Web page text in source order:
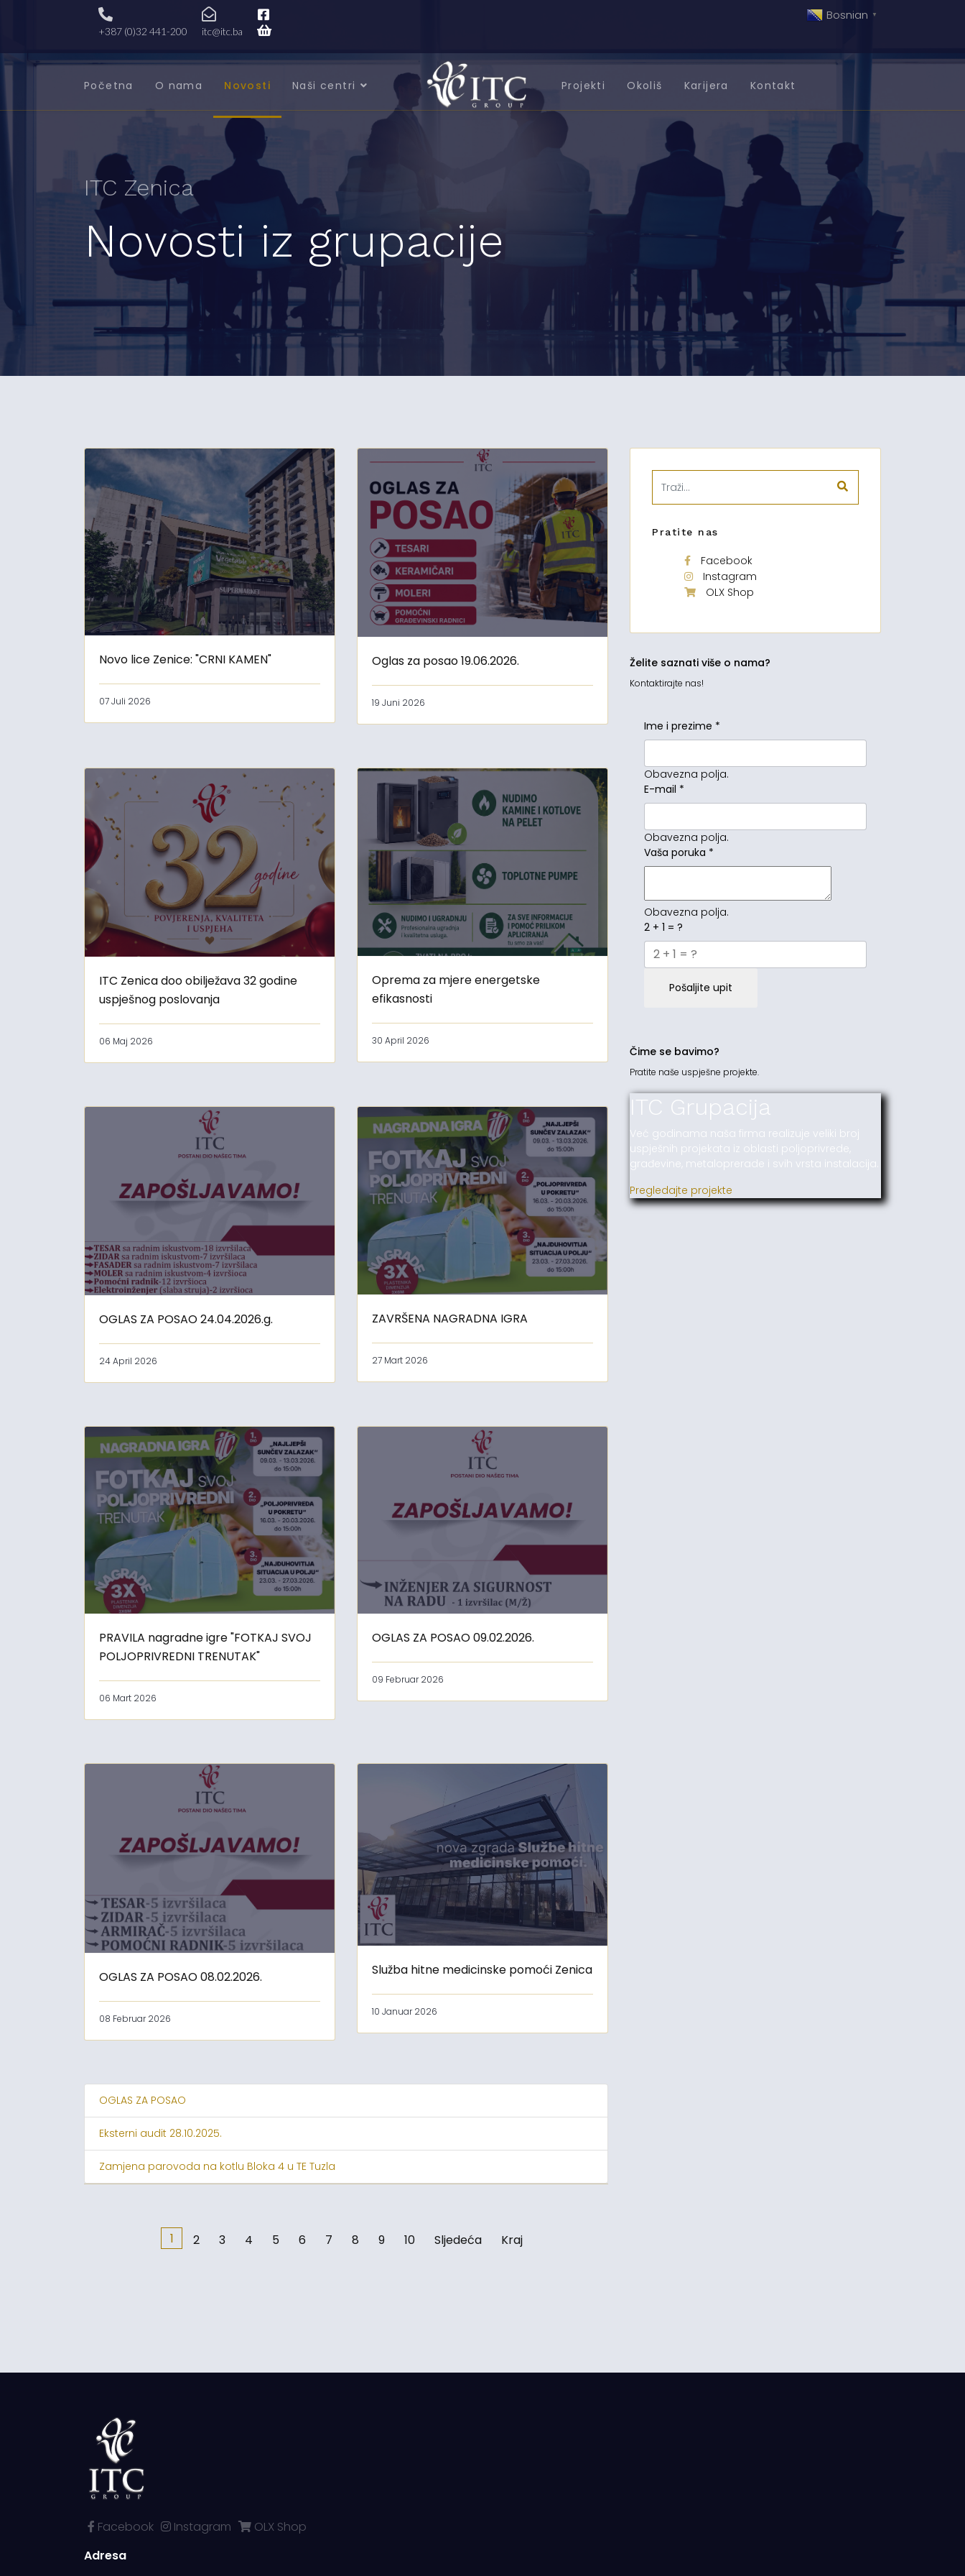
+387 (0)32 441-200 itc@itc.ba
Bosnian ▼
Početna O nama Novosti Naši centri Projekti Okoliš Karijera Kontakt
ITC Zenica
Novosti iz grupacije
Novo lice Zenice: "CRNI KAMEN"
07 Juli 2026
Oglas za posao 19.06.2026.
19 Juni 2026
ITC Zenica doo obilježava 32 godine
uspješnog poslovanja
06 Maj 2026
Oprema za mjere energetske
efikasnosti
30 April 2026
OGLAS ZA POSAO 24.04.2026.g.
24 April 2026
ZAVRŠENA NAGRADNA IGRA
27 Mart 2026
PRAVILA nagradne igre "FOTKAJ SVOJ
POLJOPRIVREDNI TRENUTAK"
06 Mart 2026
OGLAS ZA POSAO 09.02.2026.
09 Februar 2026
OGLAS ZA POSAO 08.02.2026.
08 Februar 2026
Služba hitne medicinske pomoći Zenica
10 Januar 2026
OGLAS ZA POSAO
Eksterni audit 28.10.2025.
Zamjena parovoda na kotlu Bloka 4 u TE Tuzla
1 2 3 4 5 6 7 8 9 10 Sljedeća Kraj
Pratite nas
Facebook
Instagram
OLX Shop
Želite saznati više o nama?
Kontaktirajte nas!
Ime i prezime *
Obavezna polja.
E-mail *
Obavezna polja.
Vaša poruka *
Obavezna polja.
2 + 1 = ?
Pošaljite upit
Čime se bavimo?
Pratite naše uspješne projekte.
ITC Grupacija
Već godinama naša firma realizuje veliki broj
uspješnih projekata iz oblasti poljoprivrede,
građevine, metaloprerade i svih vrsta instalacija.
Pregledajte projekte
Facebook Instagram
OLX Shop
Adresa